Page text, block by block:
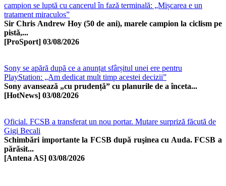
campion se luptă cu cancerul în fază terminală: „Mișcarea e un
tratament miraculos”
Sir Chris Andrew Hoy (50 de ani), marele campion la ciclism pe
pistă,...
[ProSport] 03/08/2026
Sony se apără după ce a anunțat sfârșitul unei ere pentru
PlayStation: „Am dedicat mult timp acestei decizii”
Sony avansează „cu prudență” cu planurile de a înceta...
[HotNews] 03/08/2026
Oficial. FCSB a transferat un nou portar. Mutare surpriză făcută de
Gigi Becali
Schimbări importante la FCSB după ruşinea cu Auda. FCSB a
părăsit...
[Antena AS] 03/08/2026